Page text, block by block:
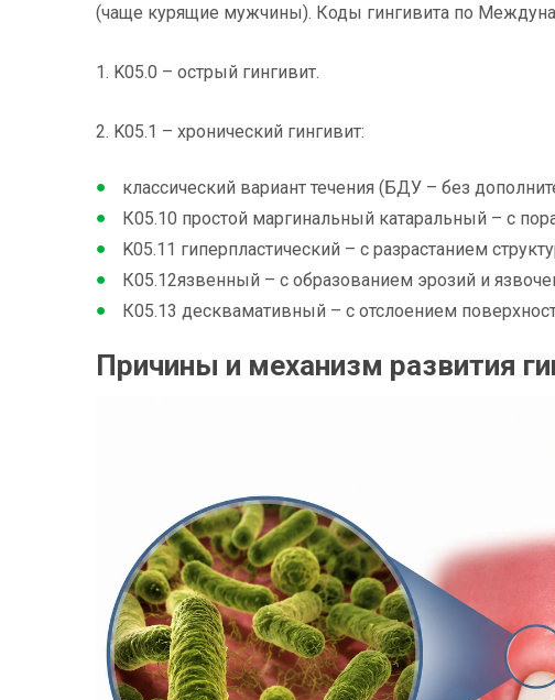
(чаще курящие мужчины). Коды гингивита по
1. K05.0 – острый гингивит.
2. K05.1 – хронический гингивит:
классический вариант течения (БДУ – без
К05.10 простой маргинальный катаральный – с
K05.11 гиперпластический – с разрастанием
К05.12язвенный – с образованием эрозий и
К05.13 десквамативный – с отслоением
Причины и механизм развития